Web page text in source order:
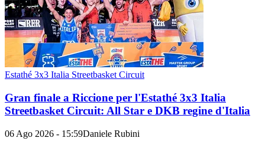
Estathé 3x3 Italia Streetbasket Circuit
Gran finale a Riccione per l'Estathé 3x3 Italia
Streetbasket Circuit: All Star e DKB regine d'Italia
06 Ago 2026 - 15:59Daniele Rubini